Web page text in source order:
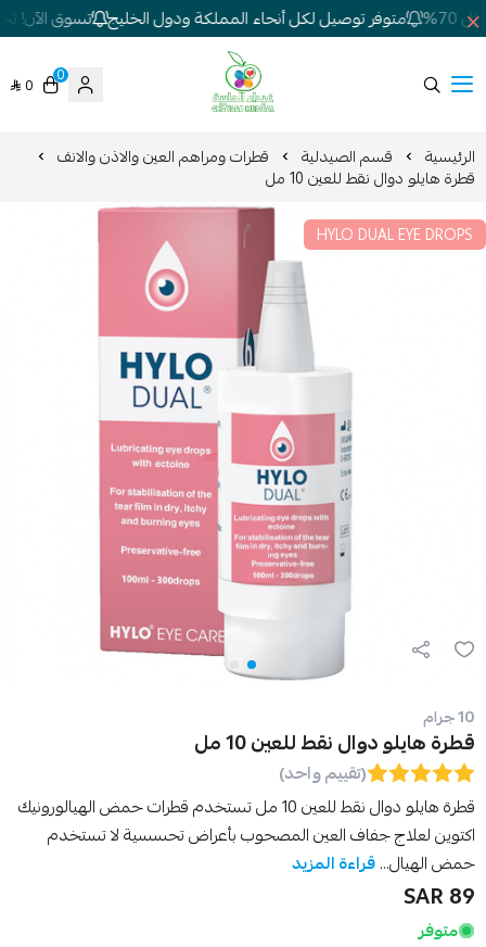
متوفر توصيل لكل أنحاء المملكة ودول الخليج تسوق الآن!
شركة غيداء المتطورة الطبية
0
0
الرئيسية قسم الصيدلية قطرات ومراهم العين والاذن والانف
قطرة هايلو دوال نقط للعين 10 مل
HYLO DUAL EYE DROPS
10 جرام
قطرة هايلو دوال نقط للعين 10 مل
(تقييم واحد)
قطرة هايلو دوال نقط للعين 10 مل تستخدم قطرات حمض الهيالورونيك
اكتوين لعلاج جفاف العين المصحوب بأعراض تحسسية لا تستخدم
حمض الهيال...قراءة المزيد
89 SAR
متوفر